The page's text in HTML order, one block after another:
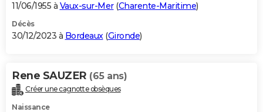
11/06/1955 à Vaux-sur-Mer(Charente-Maritime)
Décès
30/12/2023 à Bordeaux(Gironde)
Rene SAUZER (65 ans)
Créer une cagnotte obsèques
Naissance